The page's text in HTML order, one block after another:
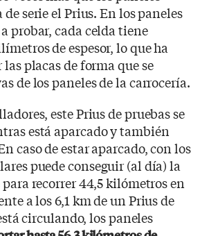
serie el Prius. En los paneles
probar, cada celda tiene
de espesor, lo que ha
placas de forma que se
de los paneles de la carrocería.
este Prius de pruebas se
está aparcado y también
caso de estar aparcado, con los
puede conseguir (al día) la
recorrer 44,5 kilómetros en
a los 6,1 km de un Prius de
circulando, los paneles